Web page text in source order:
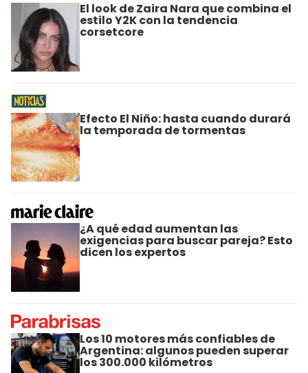
El look de Zaira Nara que combina el
estilo Y2K con la tendencia
corsetcore
Efecto El Niño: hasta cuando durará
la temporada de tormentas
¿A qué edad aumentan las
exigencias para buscar pareja? Esto
dicen los expertos
Los 10 motores más confiables de
Argentina: algunos pueden superar
los 300.000 kilómetros